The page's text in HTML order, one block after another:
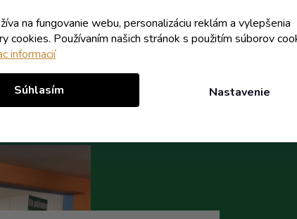
na fungovanie webu, personalizáciu reklám a vylepšenia
cookies. Používaním našich stránok s použitím súborov
informacií
Nastavenie
Súhlasím
Do košíka Do